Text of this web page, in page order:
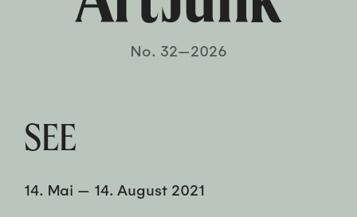
No. 32—2026
SEE
14. Mai — 14. August 2021